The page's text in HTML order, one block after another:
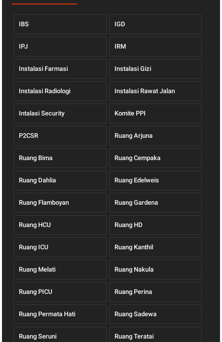
IBS IGD
IPJ IRM
Instalasi Farmasi Instalasi Gizi
Instalasi Radiologi Instalasi Rawat Jalan
Intalasi Security Komite PPI
P2CSR Ruang Arjuna
Ruang Bima Ruang Cempaka
Ruang Dahlia Ruang Edelweis
Ruang Flamboyan Ruang Gardena
Ruang HCU Ruang HD
Ruang ICU Ruang Kanthil
Ruang Melati Ruang Nakula
Ruang PICU Ruang Perina
Ruang Permata Hati Ruang Sadewa
Ruang Seruni Ruang Teratai